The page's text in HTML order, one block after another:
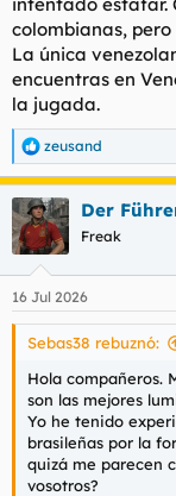
colombianas,
La única
encuentras en
la jugada.
R
e
a
c
c
i
e
s
zeusand
Der
Freak
16 Jul 2026
Sebas38 rebuznó:
Hola compañeros.
son las mejores
Yo he tenido
brasileñas por la
quizá me parecen
vosotros?